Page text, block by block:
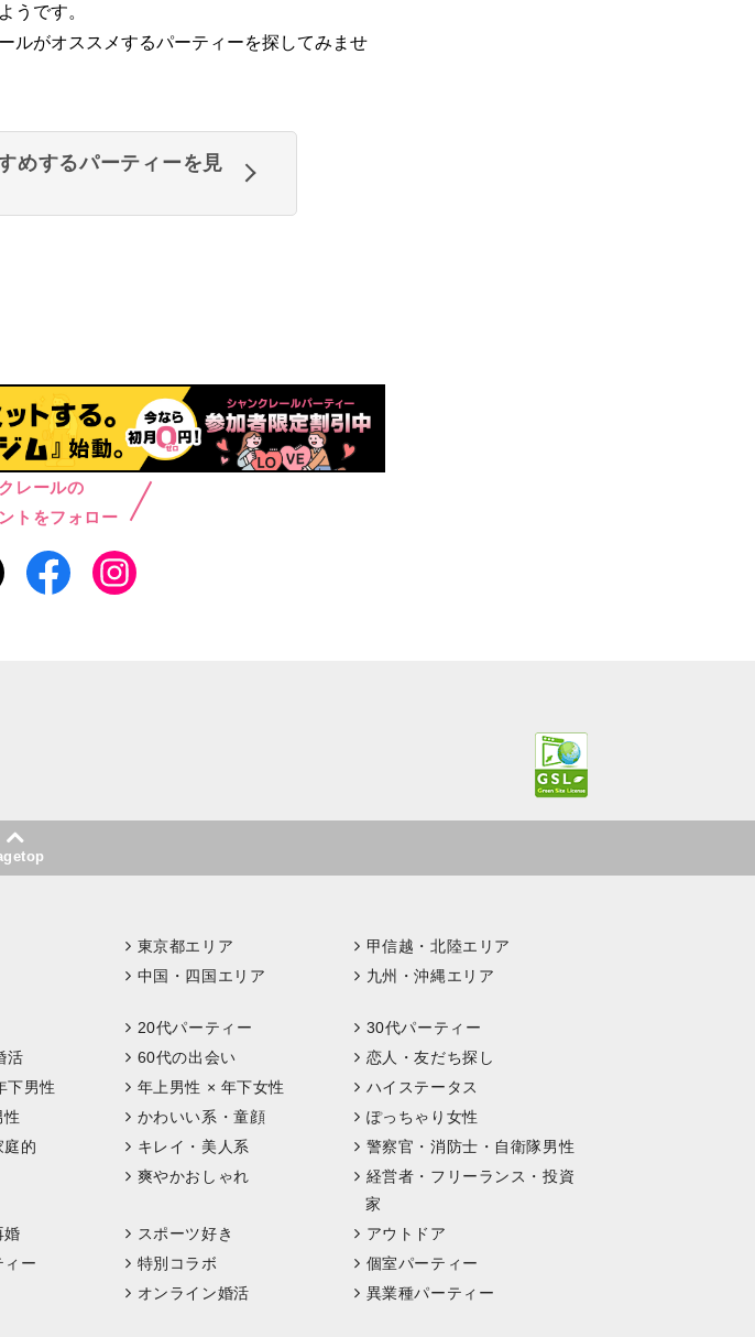
うです。
ルがオススメするパーティーを探してみませ
めするパーティーを見
レールの
トをフォロー
東京都エリア
甲信越・北陸エリア
中国・四国エリア 九州・沖縄エリア
20代パーティー
30代パーティー
活 60代の出会い
恋人・友だち探し
下男性 年上男性 × 年下女性
ハイステータス
性 かわいい系・童顔
ぽっちゃり女性
庭的 キレイ・美人系
警察官・消防士・自衛隊男性
爽やかおしゃれ
経営者・フリーランス・投資
家
婚 スポーツ好き
アウトドア
ィー 特別コラボ
個室パーティー
オンライン婚活
異業種パーティー